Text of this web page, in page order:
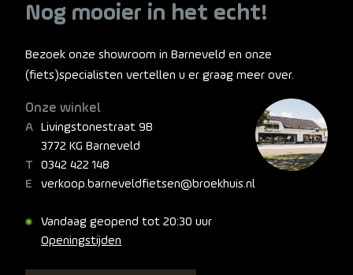
Nog mooier in het echt!
Bezoek onze showroom in Barneveld en onze
(fiets)specialisten vertellen u er graag meer over.
Onze winkel
Livingstonestraat 9B
3772 KG Barneveld
0342 422 148
verkoop.barneveldfietsen@broekhuis.nl
Vandaag geopend tot 20:30 uur
Openingstijden